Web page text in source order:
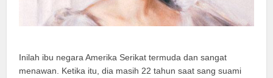
Inilah ibu negara Amerika Serikat termuda dan sangat
menawan. Ketika itu, dia masih 22 tahun saat sang suami